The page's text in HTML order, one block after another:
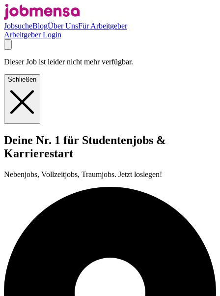
JobsucheBlogÜber UnsFür Arbeitgeber
Arbeitgeber Login
Dieser Job ist leider nicht mehr verfügbar.
Schließen
Deine Nr. 1 für Studentenjobs &
Karrierestart
Nebenjobs, Vollzeitjobs, Traumjobs. Jetzt loslegen!